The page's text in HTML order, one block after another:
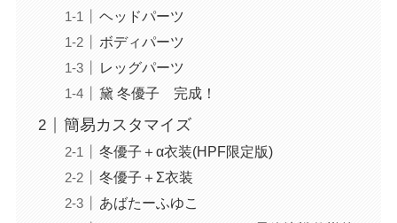
ヘッドパーツ
ボディパーツ
レッグパーツ
黛 冬優子 完成！
簡易カスタマイズ
冬優子＋α衣装(HPF限定版)
冬優子＋Σ衣装
あばたーふゆこ